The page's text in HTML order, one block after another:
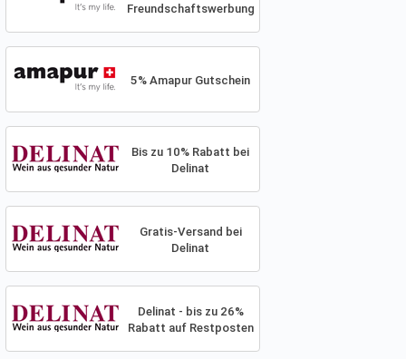
Freundschaftswerbung
5% Amapur Gutschein
Bis zu 10% Rabatt bei
Delinat
Gratis-Versand bei
Delinat
Delinat - bis zu 26%
Rabatt auf Restposten